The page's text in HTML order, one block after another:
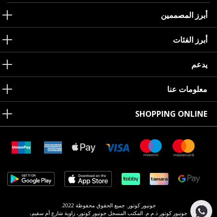
أبرز المصممين
أبرز الفئات
يدعم
معلومات عنا
SHOPPING ONLINE
جونيور كوتور. جميع الحقوق محفوظة 2022.
جونيور كوتور ذ.م.م. المكتب المسجل جونيور كوتور، زاوية شارع أم سقيم،